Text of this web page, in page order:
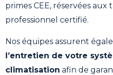
primes CEE, réservées aux
professionnel certifié.
Nos équipes assurent
l’entretien de votre
climatisation afin de